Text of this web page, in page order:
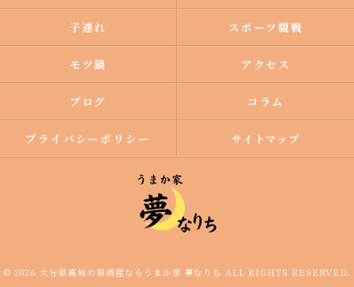
子連れ スポーツ観戦
モツ鍋 アクセス
ブログ コラム
プライバシーポリシー サイトマップ
© 2026 大分県高城の居酒屋ならうまか家 夢なりち ALL RIGHTS RESERVED.